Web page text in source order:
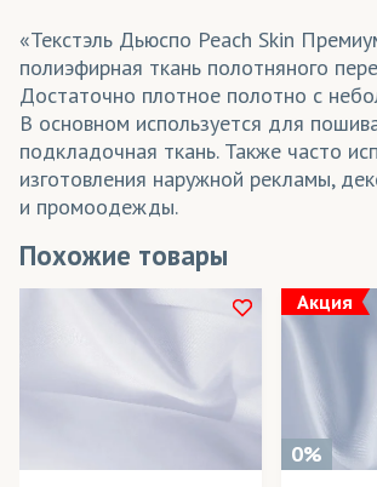
«Текстэль Дьюспо Peach Skin
полиэфирная ткань полотняного
Достаточно плотное полотно с
В основном используется для
подкладочная ткань. Также часто
изготовления наружной рекламы,
и промоодежды.
Похожие товары
Акция
0%